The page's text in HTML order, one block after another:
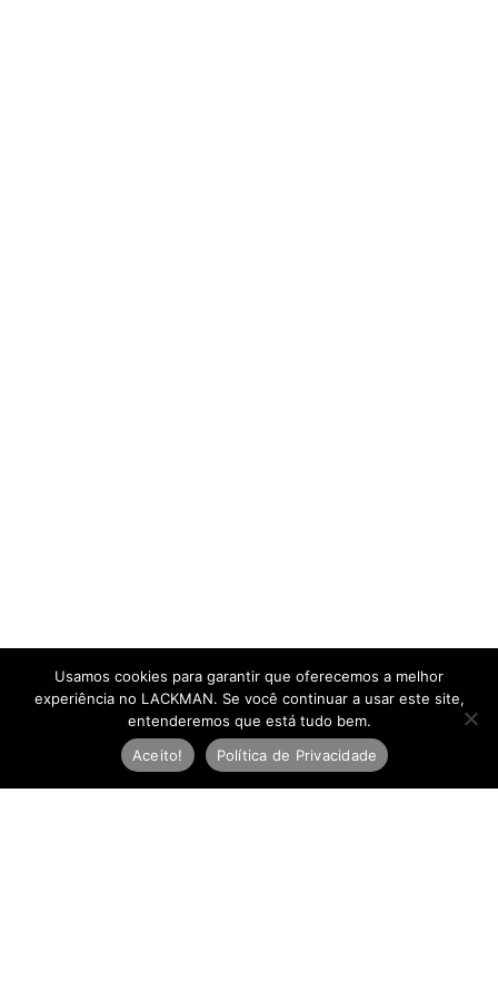
Usamos cookies para garantir que oferecemos a melhor
experiência no LACKMAN. Se você continuar a usar este site,
entenderemos que está tudo bem.
Aceito!
Política de Privacidade